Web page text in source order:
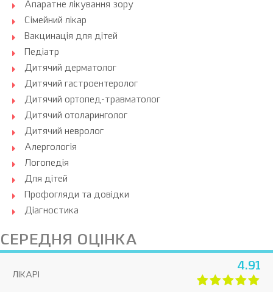
Апаратне лікування зору
Сімейний лікар
Вакцинація для дітей
Педіатр
Дитячий дерматолог
Дитячий гастроентеролог
Дитячий ортопед-травматолог
Дитячий отоларинголог
Дитячий невролог
Алергологія
Логопедія
Для дітей
Профогляди та довідки
Діагностика
СЕРЕДНЯ ОЦІНКА
ЛІКАРІ
4.91